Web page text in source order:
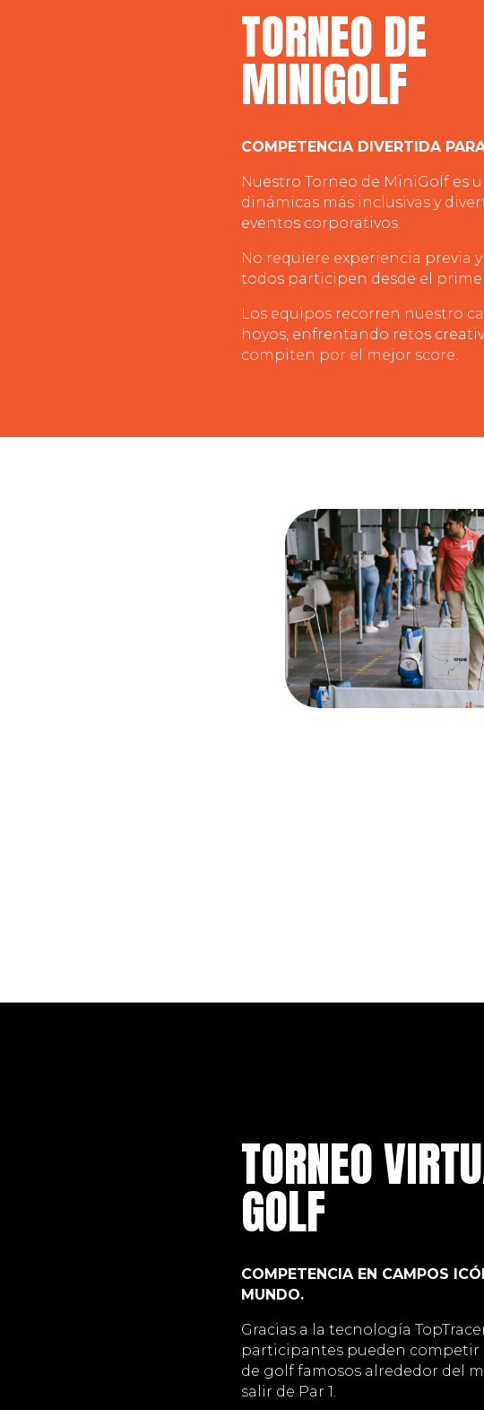
TORNEO DE
MINIGOLF
COMPETENCIA DIVERTIDA
Nuestro Torneo de MiniGolf es
dinámicas más inclusivas y
eventos corporativos.
No requiere experiencia previa
todos participen desde el
Los equipos recorren nuestro
hoyos, enfrentando retos
compiten por el mejor score.
TORNEO
GOLF
COMPETENCIA EN CAMPOS
MUNDO.
Gracias a la tecnología
participantes pueden competir
de golf famosos alrededor del
salir de Par 1.